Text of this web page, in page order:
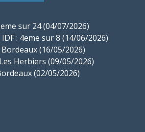
sur 24 (04/07/2026)
: 4eme sur 8 (14/06/2026)
(16/05/2026)
Herbiers (09/05/2026)
(02/05/2026)